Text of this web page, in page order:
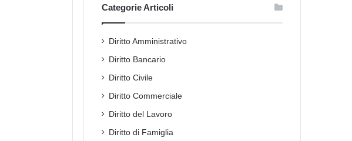
Categorie Articoli
Diritto Amministrativo
Diritto Bancario
Diritto Civile
Diritto Commerciale
Diritto del Lavoro
Diritto di Famiglia